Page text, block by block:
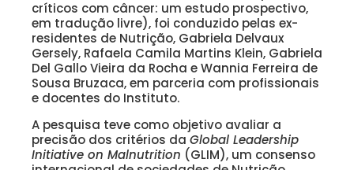
críticos com câncer: um estudo prospectivo,
em tradução livre), foi conduzido pelas ex-
residentes de Nutrição, Gabriela Delvaux
Gersely, Rafaela Camila Martins Klein, Gabriela
Del Gallo Vieira da Rocha e Wannia Ferreira de
Sousa Bruzaca, em parceria com profissionais
e docentes do Instituto.
A pesquisa teve como objetivo avaliar a
precisão dos critérios da Global Leadership
Initiative on Malnutrition (GLIM), um consenso